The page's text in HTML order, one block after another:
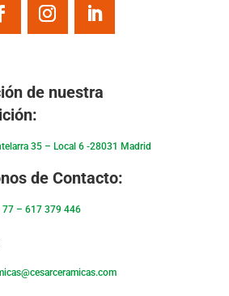
de nuestra
35 – Local 6 -28031 Madrid
de Contacto:
77– 617 379 446